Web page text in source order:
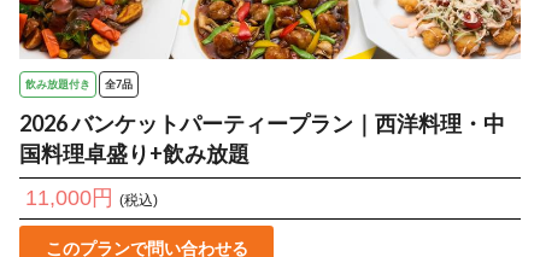
飲み放題付き 全7品
2026 バンケットパーティープラン｜西洋料理・中
国料理卓盛り+飲み放題
11,000円 (税込)
このプランで問い合わせる